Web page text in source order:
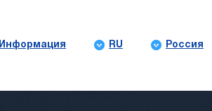
Информация RU Россия